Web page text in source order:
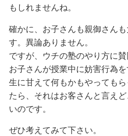
もしれませんね。
確かに、お子さんも親御さん
す。異論ありません。
ですが、ウチの塾のやり方に
お子さんが授業中に妨害行為
生に甘えて何もかもやっても
たら、それはお客さんと言え
いのです。
ぜひ考えてみて下さい。